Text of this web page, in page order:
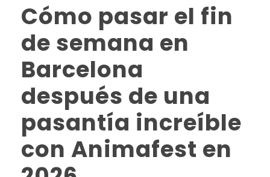
Cómo pasar el fin
de semana en
Barcelona
después de una
pasantía increíble
con Animafest en